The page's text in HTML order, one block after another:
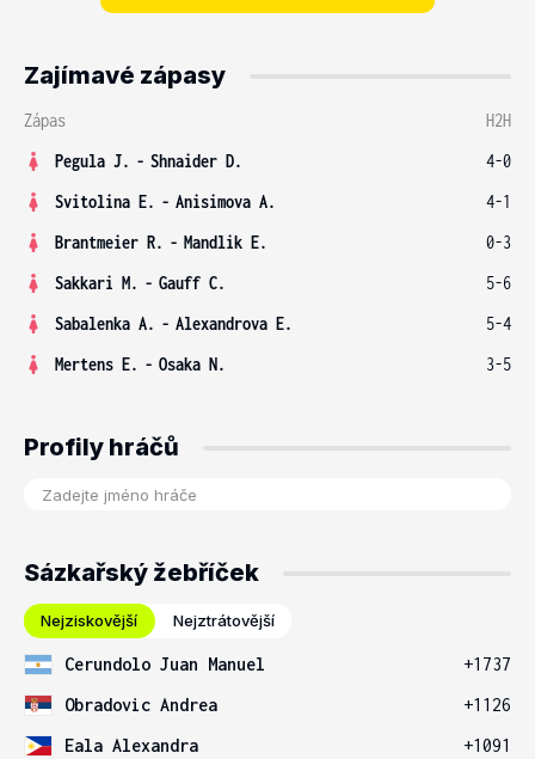
Zajímavé zápasy
Zápas
H2H
Pegula J. - Shnaider D.
4-0
Svitolina E. - Anisimova A.
4-1
Brantmeier R. - Mandlik E.
0-3
Sakkari M. - Gauff C.
5-6
Sabalenka A. - Alexandrova E.
5-4
Mertens E. - Osaka N. 3-5
Profily hráčů
Sázkařský žebříček
Nejziskovější Nejztrátovější
Cerundolo Juan Manuel
+1737
Obradovic Andrea
+1126
Eala Alexandra
+1091